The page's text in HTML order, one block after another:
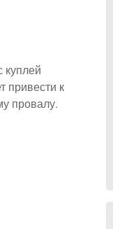
куплей
привести к
провалу.